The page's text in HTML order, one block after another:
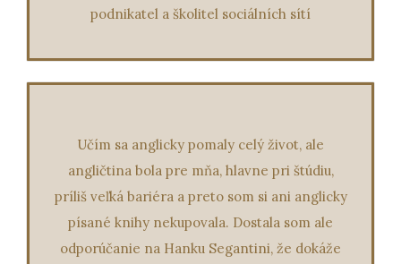
podnikatel a školitel sociálních sítí
Učím sa anglicky pomaly celý život, ale
angličtina bola pre mňa, hlavne pri štúdiu,
príliš veľká bariéra a preto som si ani anglicky
písané knihy nekupovala. Dostala som ale
odporúčanie na Hanku Segantini, že dokáže